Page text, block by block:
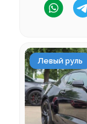
Левый руль